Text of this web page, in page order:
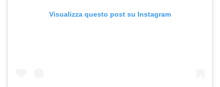
Visualizza questo post su Instagram